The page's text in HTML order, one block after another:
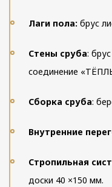
Лаги пола: брус
Стены сруба:
соединение
Сборка сруба:
Внутренние
Стропильная
доски 40 ×150 мм.